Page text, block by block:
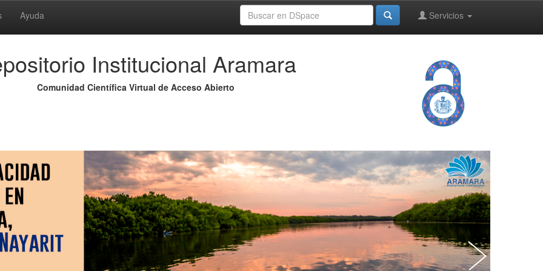
Ayuda Servicios
Institucional Aramara
Comunidad Científica Virtual de Acceso Abierto